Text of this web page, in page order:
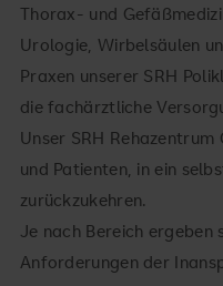
Thorax- und
Urologie, Wirbelsäulen
Praxen unserer SRH
die fachärztliche
Unser SRH
und Patienten, in ein
zurückzukehren.
Je nach Bereich ergeben
Anforderungen der